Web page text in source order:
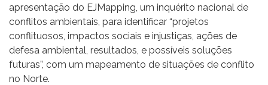
apresentação do EJMapping, um inquérito nacional de
conflitos ambientais, para identificar “projetos
conflituosos, impactos sociais e injustiças, ações de
defesa ambiental, resultados, e possíveis soluções
futuras”, com um mapeamento de situações de conflito
no Norte.